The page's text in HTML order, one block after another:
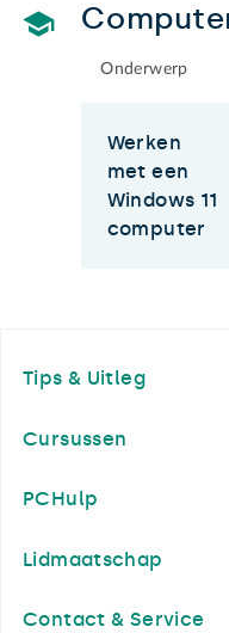
Onderwerp
Werken
met een
Windows 11
computer
Tips & Uitleg
Cursussen
PCHulp
Lidmaatschap
Contact & Service